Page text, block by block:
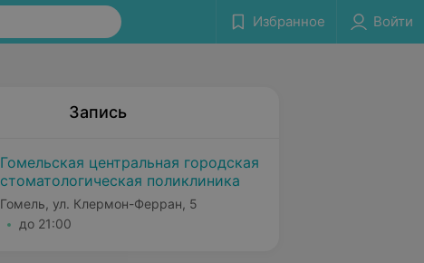
Избранное Войти
Запись
Гомельская центральная городская
стоматологическая поликлиника
Гомель, ул. Клермон-Ферран, 5
до 21:00